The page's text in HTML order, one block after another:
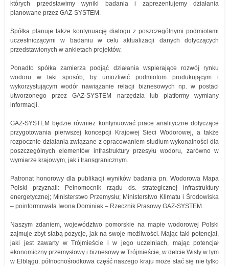
których przedstawimy wyniki badania i zaprezentujemy działania
planowane przez GAZ-SYSTEM.
Spółka planuje także kontynuację dialogu z poszczególnymi podmiotami
uczestniczącymi w badaniu w celu aktualizacji danych dotyczących
przedstawionych w ankietach projektów.
Ponadto spółka zamierza podjąć działania wspierające rozwój rynku
wodoru w taki sposób, by umożliwić podmiotom produkującym i
wykorzystującym wodór nawiązanie relacji biznesowych np. w postaci
utworzonego przez GAZ-SYSTEM narzędzia lub platformy wymiany
informacji.
GAZ-SYSTEM będzie również kontynuować prace analityczne dotyczące
przygotowania pierwszej koncepcji Krajowej Sieci Wodorowej, a także
rozpocznie działania związane z opracowaniem studium wykonalności dla
poszczególnych elementów infrastruktury przesyłu wodoru, zarówno w
wymiarze krajowym, jak i transgranicznym.
Patronat honorowy dla publikacji wyników badania pn. Wodorowa Mapa
Polski przyznali: Pełnomocnik rządu ds. strategicznej infrastruktury
energetycznej; Ministerstwo Przemysłu; Ministerstwo Klimatu i Środowiska
– poinformowała Iwona Dominiak – Rzecznik Prasowy GAZ-SYSTEM.
Naszym zdaniem, województwo pomorskie na mapie wodorowej Polski
zajmuje zbyt słabą pozycje, jak na swoje możliwości. Mając taki potencjał,
jaki jest zawarty w Trójmieście i w jego uczelniach, mając potencjał
ekonomiczny przemysłowy i biznesowy w Trójmieście, w delcie Wisły w tym
w Elblągu. północnośrodkowa część naszego kraju może stać się nie tylko